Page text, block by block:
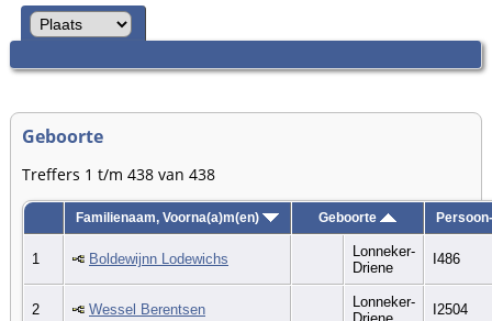
Geboorte
Treffers 1 t/m 438 van 438
Familienaam, Voorna(a)m(en) Geboorte
1 Boldewijnn Lodewichs
Lonneker-
Driene
I486
2 Wessel Berentsen
Lonneker-
I2504